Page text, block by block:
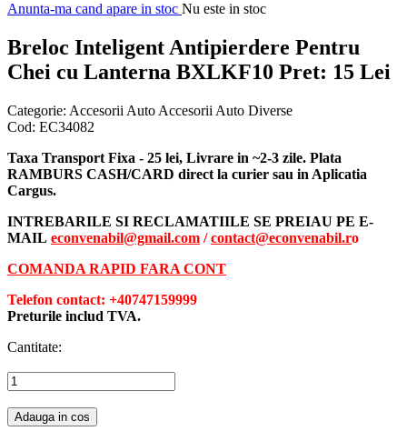
Anunta-ma cand apare in stoc Nu este in stoc
Breloc Inteligent Antipierdere Pentru
Chei cu Lanterna BXLKF10 Pret: 15 Lei
Categorie: Accesorii Auto Accesorii Auto Diverse
Cod: EC34082
Taxa Transport Fixa - 25 lei, Livrare in ~2-3 zile. Plata
RAMBURS CASH/CARD direct la curier sau in Aplicatia
Cargus.
INTREBARILE SI RECLAMATIILE SE PREIAU PE E-
MAIL econvenabil@gmail.com /contact@econvenabil.ro
COMANDA RAPID FARA CONT
Telefon contact: +40747159999
Preturile includ TVA.
Cantitate:
Adauga in cos